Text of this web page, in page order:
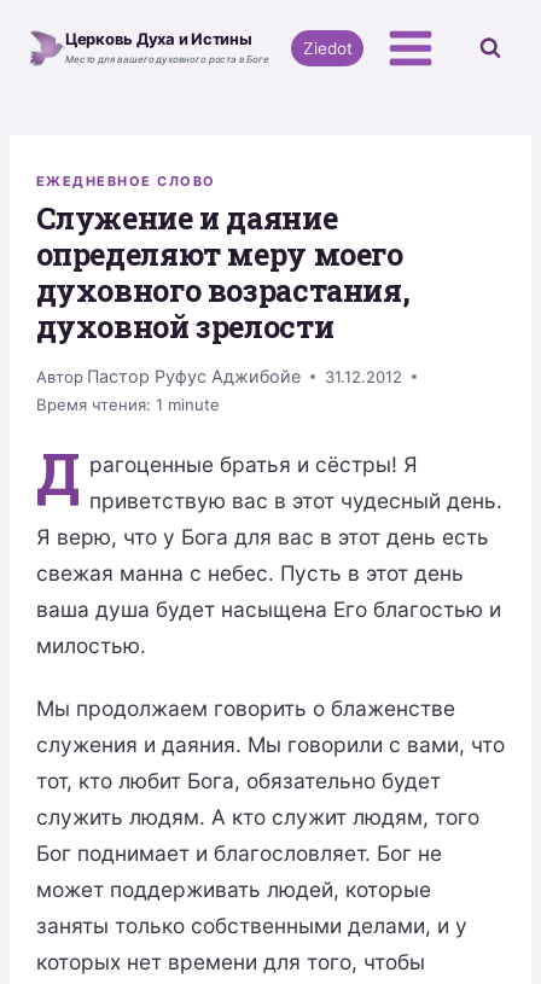
Церковь Духа и Истины
Место для вашего духовного роста в Боге
Ziedot
ЕЖЕДНЕВНОЕ СЛОВО
Служение и даяние
определяют меру моего
духовного возрастания,
духовной зрелости
Автор Пастор Руфус Аджибойе
31.12.2012
Время чтения: 1 minute
Д рагоценные братья и сёстры! Я
приветствую вас в этот чудесный день.
Я верю, что у Бога для вас в этот день есть
свежая манна с небес. Пусть в этот день
ваша душа будет насыщена Его благостью и
милостью.
Мы продолжаем говорить о блаженстве
служения и даяния. Мы говорили с вами, что
тот, кто любит Бога, обязательно будет
служить людям. А кто служит людям, того
Бог поднимает и благословляет. Бог не
может поддерживать людей, которые
заняты только собственными делами, и у
которых нет времени для того, чтобы